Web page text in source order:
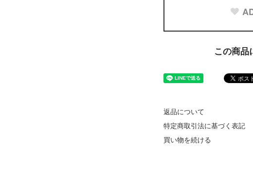
この商品
返品について
特定商取引法に基づく表記
買い物を続ける